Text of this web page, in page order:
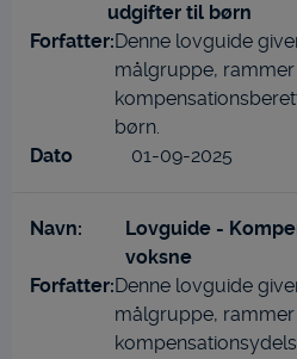
udgifter til børn
Denne lovguide
målgruppe,
børn.
01-09-2025
Lovguide -
voksne
Denne lovguide
målgruppe,